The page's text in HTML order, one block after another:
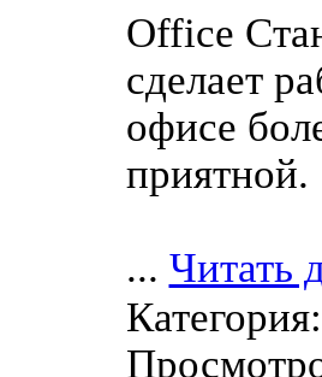
Office
сделает
офисе
приятной.
... Читать